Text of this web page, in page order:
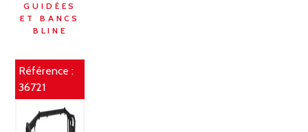
GUIDÉES
ET BANCS
BLINE
Référence :
36721